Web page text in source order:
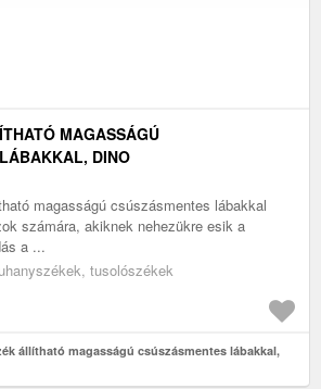
MAGASSÁGÚ
DINO
magasságú csúszásmentes lábakkal
számára, akiknek nehezükre esik a
a ...
tusolószékek
állítható magasságú csúszásmentes lábakkal,